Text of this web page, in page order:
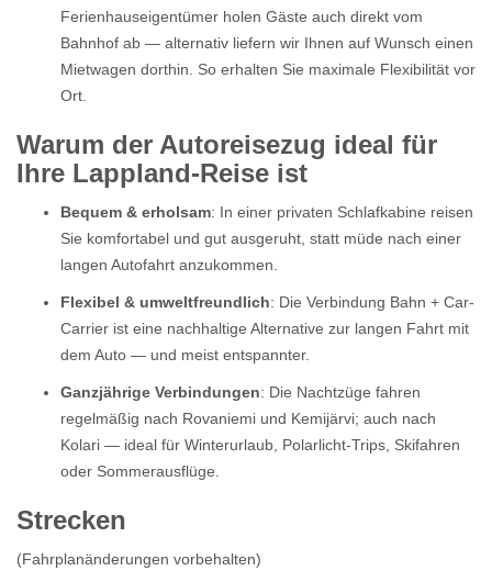
Ferienhauseigentümer holen Gäste auch direkt vom
Bahnhof ab — alternativ liefern wir Ihnen auf Wunsch einen
Mietwagen dorthin. So erhalten Sie maximale Flexibilität vor
Ort.
Warum der Autoreisezug ideal für
Ihre Lappland-Reise ist
Bequem & erholsam: In einer privaten Schlafkabine reisen
Sie komfortabel und gut ausgeruht, statt müde nach einer
langen Autofahrt anzukommen.
Flexibel & umweltfreundlich: Die Verbindung Bahn + Car-
Carrier ist eine nachhaltige Alternative zur langen Fahrt mit
dem Auto — und meist entspannter.
Ganzjährige Verbindungen: Die Nachtzüge fahren
regelmäßig nach Rovaniemi und Kemijärvi; auch nach
Kolari — ideal für Winterurlaub, Polarlicht-Trips, Skifahren
oder Sommerausflüge.
Strecken
(Fahrplanänderungen vorbehalten)